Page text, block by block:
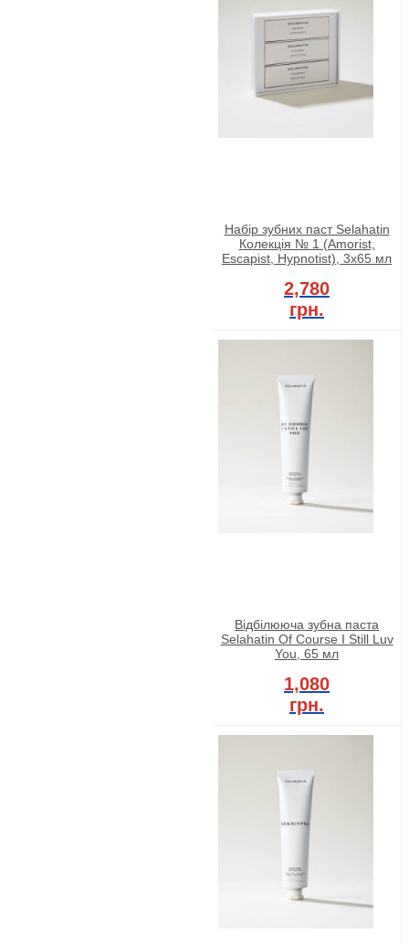
Набір зубних паст Selahatin
Колекція № 1 (Amorist,
Escapist, Hypnotist), 3x65 мл
2,780
грн.
Відбілююча зубна паста
Selahatin Of Course I Still Luv
You, 65 мл
1,080
грн.